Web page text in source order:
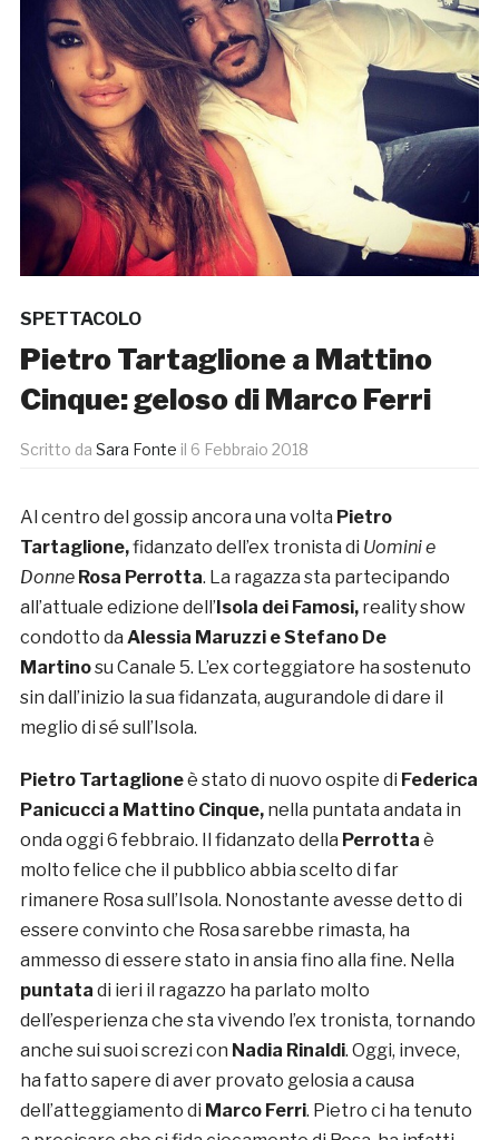
SPETTACOLO
Pietro Tartaglione a Mattino
Cinque: geloso di Marco Ferri
Scritto da Sara Fonte il 6 Febbraio 2018
Al centro del gossip ancora una volta Pietro
Tartaglione,fidanzato dell’ex tronista di Uomini e
Donne Rosa Perrotta. La ragazza sta partecipando
all’attuale edizione dell’ Isola dei Famosi, reality show
condotto da Alessia Maruzzi e Stefano De
Martinosu Canale 5. L’ex corteggiatore ha sostenuto
sin dall’inizio la sua fidanzata, augurandole di dare il
meglio di sé sull’Isola.
Pietro Tartaglioneè stato di nuovo ospite di Federica
Panicucci a Mattino Cinque, nella puntata andata in
onda oggi 6 febbraio. Il fidanzato della Perrotta è
molto felice che il pubblico abbia scelto di far
rimanere Rosa sull’Isola. Nonostante avesse detto di
essere convinto che Rosa sarebbe rimasta, ha
ammesso di essere stato in ansia fino alla fine. Nella
puntata di ieri il ragazzo ha parlato molto
dell’esperienza che sta vivendo l’ex tronista, tornando
anche sui suoi screzi con Nadia Rinaldi. Oggi, invece,
ha fatto sapere di aver provato gelosia a causa
dell’atteggiamento di Marco Ferri. Pietro ci ha tenuto